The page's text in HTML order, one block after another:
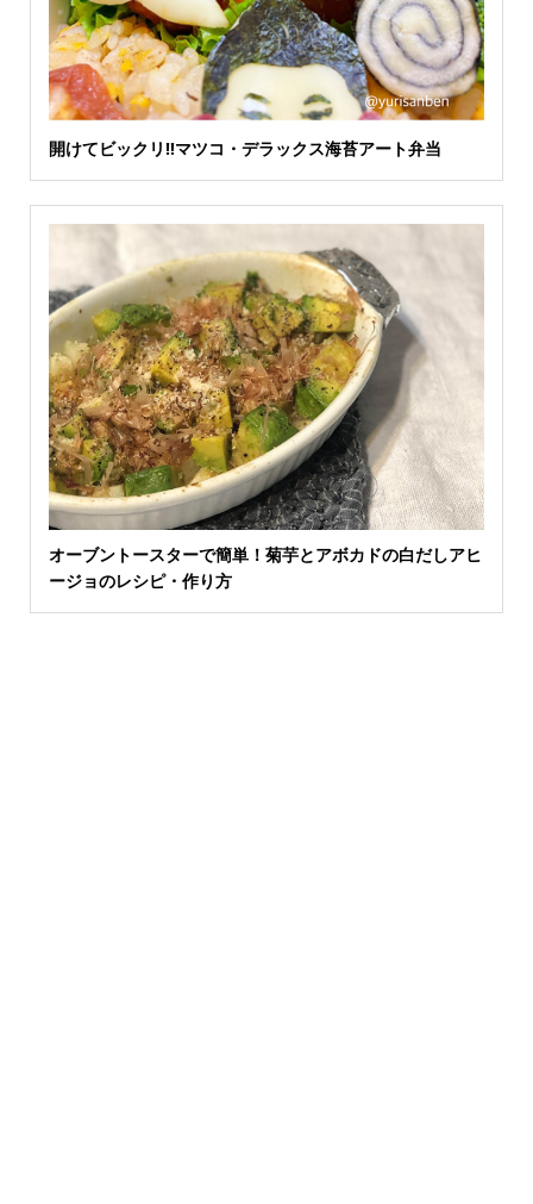
開けてビックリ‼️マツコ・デラックス海苔アート弁当
オーブントースターで簡単！菊芋とアボカドの白だしアヒ
ージョのレシピ・作り方